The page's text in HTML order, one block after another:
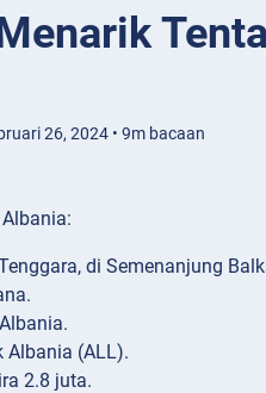
26, 2024 • 9m bacaan
di Semenanjung
Albania.
Albania (ALL).
2.8 juta.